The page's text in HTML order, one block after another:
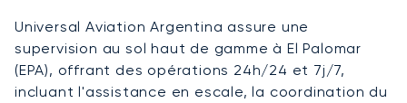
Universal Aviation Argentina assure une
supervision au sol haut de gamme à El Palomar
(EPA), offrant des opérations 24h/24 et 7j/7,
incluant l'assistance en escale, la coordination du